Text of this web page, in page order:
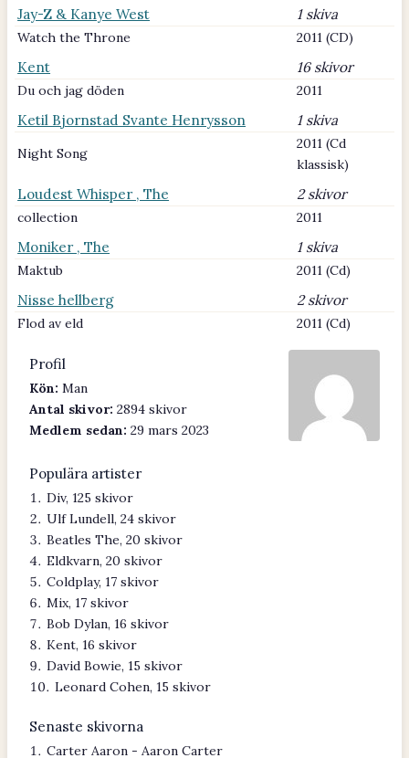
Jay-Z & Kanye West 1 skiva
Watch the Throne 2011 (CD)
Kent 16 skivor
Du och jag döden 2011
Ketil Bjornstad Svante Henrysson 1 skiva
Night Song
2011 (Cd
klassisk)
Loudest Whisper , The 2 skivor
collection 2011
Moniker , The 1 skiva
Maktub 2011 (Cd)
Nisse hellberg 2 skivor
Flod av eld 2011 (Cd)
Profil
Kön: Man
Antal skivor: 2894 skivor
Medlem sedan: 29 mars 2023
Populära artister
Div, 125 skivor
Ulf Lundell, 24 skivor
Beatles The, 20 skivor
Eldkvarn, 20 skivor
Coldplay, 17 skivor
Mix, 17 skivor
Bob Dylan, 16 skivor
Kent, 16 skivor
David Bowie, 15 skivor
Leonard Cohen, 15 skivor
Senaste skivorna
Carter Aaron - Aaron Carter